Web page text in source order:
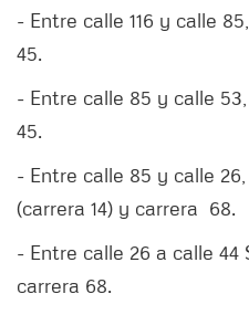
- Entre calle 116 y calle
45.
- Entre calle 85 y calle
45.
- Entre calle 85 y calle
(carrera 14) y carrera 68.
- Entre calle 26 a calle
carrera 68.